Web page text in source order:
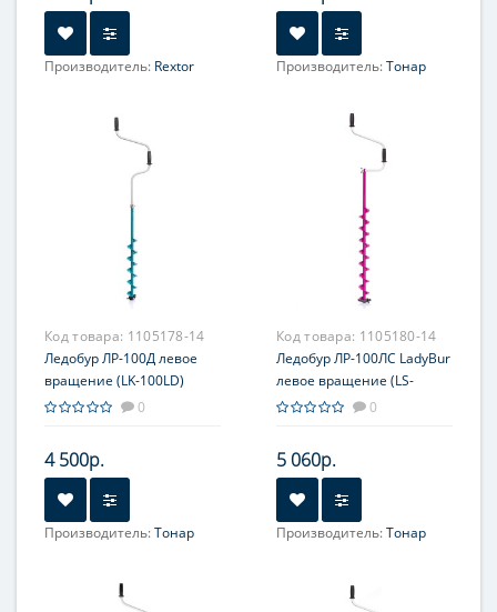
Производитель: Rextor Производитель:Тонар
Код товара: 1105178-14
Ледобур ЛР-100Д левое
вращение (LK-100LD)
Тонар
0
4 500р.
Производитель:Тонар
Код товара: 1105180-14
Ледобур ЛР-100ЛC LadyBur
левое вращение (LS-
100L2.LB) Тонар
0
5 060р.
Производитель:Тонар